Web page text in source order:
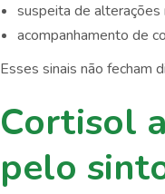
suspeita de alterações
acompanhamento de
Esses sinais não fecham
Cortisol
pelo